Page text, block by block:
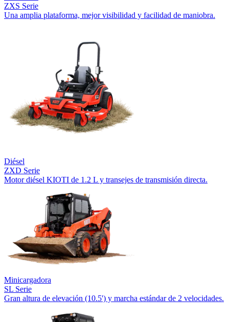
ZXS Serie
Una amplia plataforma, mejor visibilidad y facilidad de maniobra.
Diésel
ZXD Serie
Motor diésel KIOTI de 1.2 L y transejes de transmisión directa.
Minicargadora
SL Serie
Gran altura de elevación (10.5') y marcha estándar de 2 velocidades.